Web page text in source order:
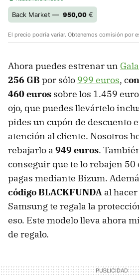
Back Market — 950,00 €
El precio podría variar. Obtenemos comisión por
Ahora puedes estrenar un
256 GB por sólo 999 euros, c
460 euros sobre los 1.459
ojo, que puedes llevártelo
pides un cupón de descuento
atención al cliente. Nosotros
rebajarlo a 949 euros.
conseguir que te lo rebajen 50
pagas mediante Bizum.
código BLACKFUNDA al
Samsung te regala la
eso. Este modelo lleva ahora
de regalo.